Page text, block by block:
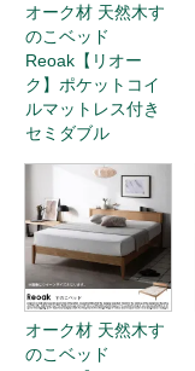
オーク材 天然木す
のこベッド
Reoak【リオー
ク】ポケットコイ
ルマットレス付き
セミダブル
オーク材 天然木す
のこベッド